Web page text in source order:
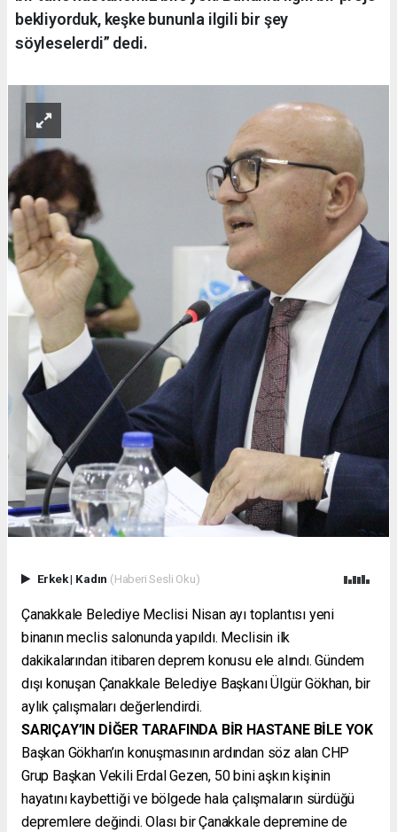
bekliyorduk, keşke bununla ilgili bir şey
söyleselerdi” dedi.
Erkek| Kadın (Haberi Sesli Oku)
Çanakkale Belediye Meclisi Nisan ayı toplantısı yeni
binanın meclis salonunda yapıldı. Meclisin ilk
dakikalarından itibaren deprem konusu ele alındı. Gündem
dışı konuşan Çanakkale Belediye Başkanı Ülgür Gökhan, bir
aylık çalışmaları değerlendirdi.
SARIÇAY’IN DİĞER TARAFINDA BİR HASTANE BİLE YOK
Başkan Gökhan’ın konuşmasının ardından söz alan CHP
Grup Başkan Vekili Erdal Gezen, 50 bini aşkın kişinin
hayatını kaybettiği ve bölgede hala çalışmaların sürdüğü
depremlere değindi. Olası bir Çanakkale depremine de